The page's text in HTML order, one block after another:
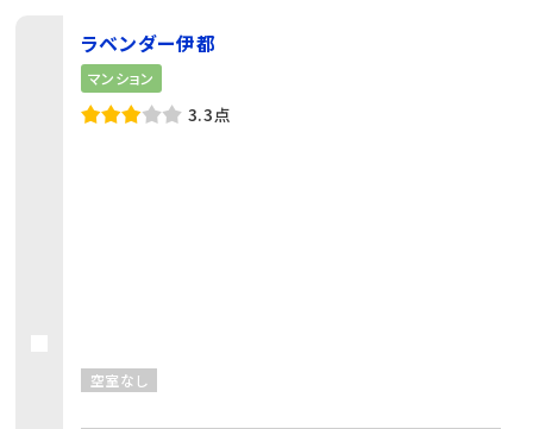
ラベンダー伊都
マンション
3.3点
空室なし